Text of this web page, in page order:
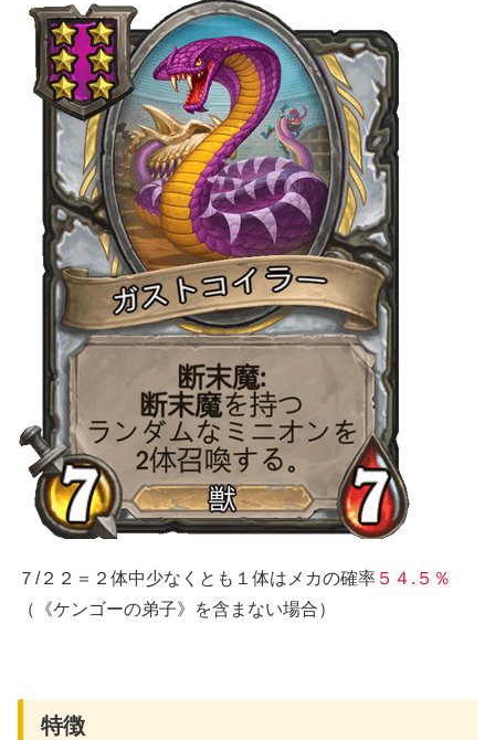
７/２２＝２体中少なくとも１体はメカの確率 ５４.５％
（《ケンゴーの弟子》を含まない場合）
特徴